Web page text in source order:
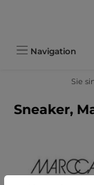
Zum Hauptinhalt
Navigation
Sie
Sneaker,